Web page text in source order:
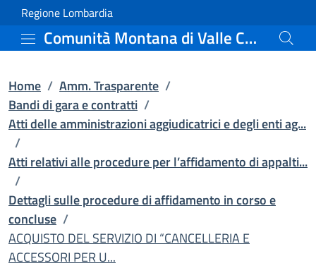
Vai al contenuto principale
ACQUISTO DEL
Regione Lombardia
Comunità Montana di Valle Camonica
Home / Amm. Trasparente /
Bandi di gara e contratti /
Atti delle amministrazioni aggiudicatrici e degli enti ag...
/
Atti relativi alle procedure per l’affidamento di appalti...
/
Dettagli sulle procedure di affidamento in corso e
concluse /
ACQUISTO DEL SERVIZIO DI “CANCELLERIA E
ACCESSORI PER U...